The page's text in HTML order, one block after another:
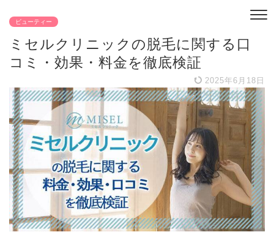
ビューティー
ミセルクリニックの脱毛に関する口
コミ・効果・料金を徹底検証
2025年6月18日